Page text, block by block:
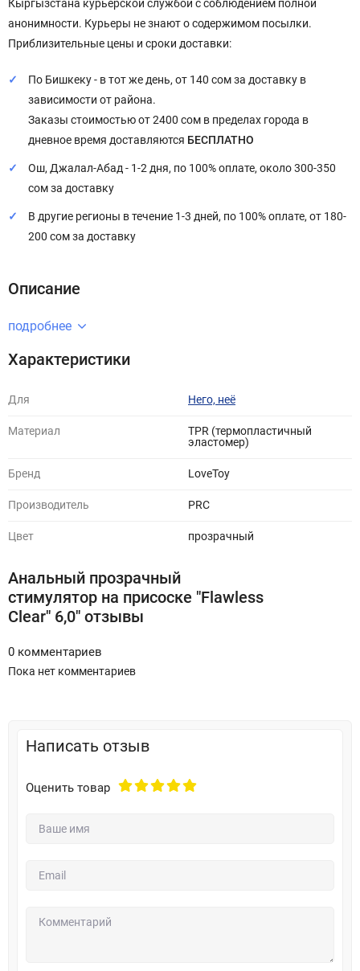
Кыргызстана курьерской службой с соблюдением полной
анонимности. Курьеры не знают о содержимом посылки.
Приблизительные цены и сроки доставки:
По Бишкеку - в тот же день, от 140 сом за доставку в
зависимости от района.
Заказы стоимостью от 2400 сом в пределах города в
дневное время доставляются БЕСПЛАТНО
Ош, Джалал-Абад - 1-2 дня, по 100% оплате, около 300-350
сом за доставку
В другие регионы в течение 1-3 дней, по 100% оплате, от 180-
200 сом за доставку
Описание
подробнее
Характеристики
Для Него, неё
Материал
TPR (термопластичный
эластомер)
Бренд LoveToy
Производитель PRC
Цвет прозрачный
Анальный прозрачный
стимулятор на присоске "Flawless
Clear" 6,0" отзывы
0 комментариев
Пока нет комментариев
Написать отзыв
Оценить товар